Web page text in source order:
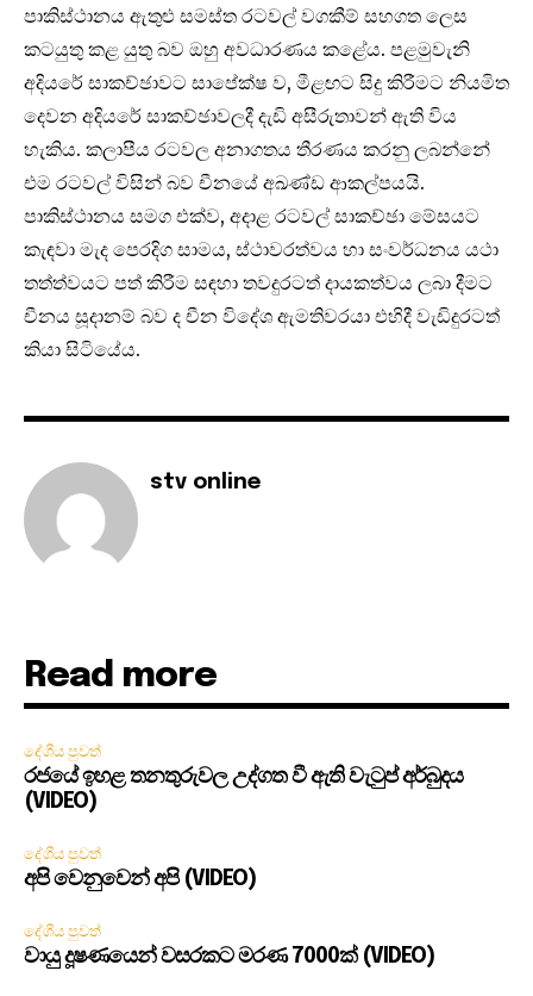
පාකිස්ථානය ඇතුළු සමස්ත රටවල් වගකීම් සහගත ලෙස
කටයුතු කළ යුතු බව ඔහු අවධාරණය කළේය. පළමුවැනි
අදියරේ සාකච්ඡාවට සාපේක්ෂ ව, මීළඟට සිදු කිරීමට නියමිත
දෙවන අදියරේ සාකච්ඡාවලදී දැඩි අසීරුතාවන් ඇති විය
හැකිය. කලාපීය රටවල අනාගතය තීරණය කරනු ලබන්නේ
එම රටවල් විසින් බව චීනයේ අඛණ්ඩ ආකල්පයයි.
පාකිස්ථානය සමග එක්ව, අදාළ රටවල් සාකච්ඡා මේසයට
කැඳවා මැද පෙරදිග සාමය, ස්ථාවරත්වය හා සංවර්ධනය යථා
තත්ත්වයට පත් කිරීම සඳහා තවදුරටත් දායකත්වය ලබා දීමට
චීනය සූදානම් බව ද චීන විදේශ ඇමතිවරයා එහිදී වැඩිදුරටත්
කියා සිටියේය.
stv online
Read more
දේශීය පුවත්
රජයේ ඉහළ තනතුරුවල උද්ගත වී ඇති වැටුප් අර්බුදය
(VIDEO)
දේශීය පුවත්
අපි වෙනුවෙන් අපි (VIDEO)
දේශීය පුවත්
වායු දූෂණයෙන් වසරකට මරණ 7000ක් (VIDEO)